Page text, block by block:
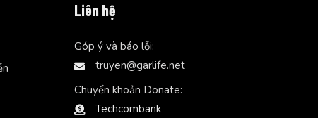
Liên hệ
Góp ý và báo lỗi:
truyen@garlife.net
Chuyển khoản Donate:
Techcombank